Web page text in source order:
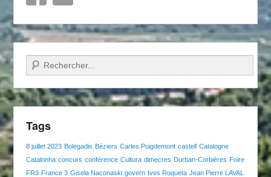
Recherche
Tags
8 juillet 2023 Bolegadis Béziers Carles Puigdemont castell Catalogne
Catalonha concurs conférence Cultura dimecres Durban-Corbières Foire
FR3 France 3 Gisela Naconaski govern Ives Roqueta Jean Pierre LAVAL